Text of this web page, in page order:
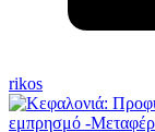
rikos